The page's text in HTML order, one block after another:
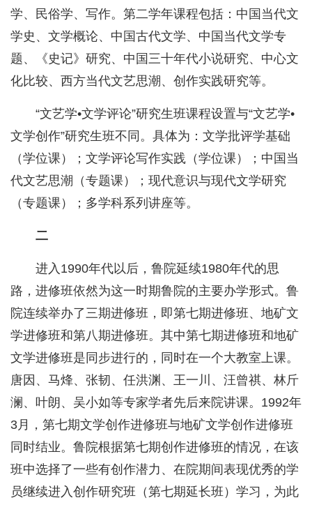
学、民俗学、写作。第二学年课程包括：中国当代文
学史、文学概论、中国古代文学、中国当代文学专
题、《史记》研究、中国三十年代小说研究、中心文
化比较、西方当代文艺思潮、创作实践研究等。
“文艺学•文学评论”研究生班课程设置与“文艺学•
文学创作”研究生班不同。具体为：文学批评学基础
（学位课）；文学评论写作实践（学位课）；中国当
代文艺思潮（专题课）；现代意识与现代文学研究
（专题课）；多学科系列讲座等。
二
进入1990年代以后，鲁院延续1980年代的思
路，进修班依然为这一时期鲁院的主要办学形式。鲁
院连续举办了三期进修班，即第七期进修班、地矿文
学进修班和第八期进修班。其中第七期进修班和地矿
文学进修班是同步进行的，同时在一个大教室上课。
唐因、马烽、张韧、任洪渊、王一川、汪曾祺、林斤
澜、叶朗、吴小如等专家学者先后来院讲课。1992年
3月，第七期文学创作进修班与地矿文学创作进修班
同时结业。鲁院根据第七期创作进修班的情况，在该
班中选择了一些有创作潜力、在院期间表现优秀的学
员继续进入创作研究班（第七期延长班）学习，为此